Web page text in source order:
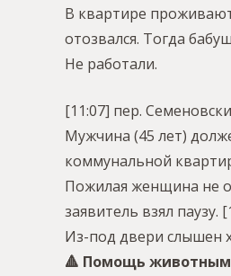
В квартире
отозвался. Тогда
Не работали.
[11:07] пер.
Мужчина (45 лет)
коммунальной
Пожилая женщина не
заявитель взял паузу.
Из-под двери слышен
🔺 Помощь животным